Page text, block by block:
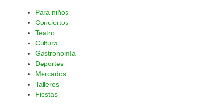
Para niños
Conciertos
Teatro
Cultura
Gastronomía
Deportes
Mercados
Talleres
Fiestas